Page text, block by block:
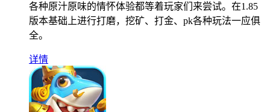
各种原汁原味的情怀体验都等着玩家们来尝试。在1.85
版本基础上进行打磨，挖矿、打金、pk各种玩法一应俱
全。
详情